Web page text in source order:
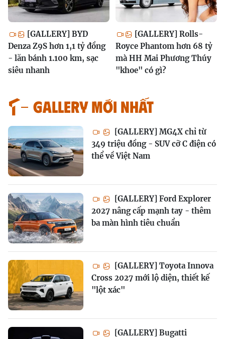
[GALLERY] BYD
Denza Z9S hơn 1,1 tỷ đồng
- lăn bánh 1.100 km, sạc
siêu nhanh
[GALLERY] Rolls-
Royce Phantom hơn 68 tỷ
mà HH Mai Phương Thúy
"khoe" có gì?
GALLERY MỚI NHẤT
[GALLERY] MG4X chỉ từ
349 triệu đồng - SUV cỡ C điện có
thể về Việt Nam
[GALLERY] Ford Explorer
2027 nâng cấp mạnh tay - thêm
ba màn hình tiêu chuẩn
[GALLERY] Toyota Innova
Cross 2027 mới lộ diện, thiết kế
"lột xác"
[GALLERY] Bugatti